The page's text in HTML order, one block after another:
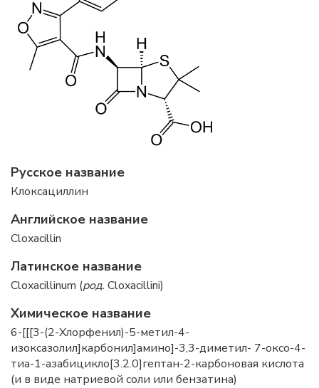
Русское название
Клоксациллин
Английское название
Cloxacillin
Латинское название
Cloxacillinum (род. Cloxacillini)
Химическое название
6-[[[3-(2-Хлорфенил)-5-метил-4-
изоксазолил]карбонил]амино]-3,3-диметил- 7-оксо-4-
тиа-1-азабицикло[3.2.0]гептан-2-карбоновая кислота
(и в виде натриевой соли или бензатина)